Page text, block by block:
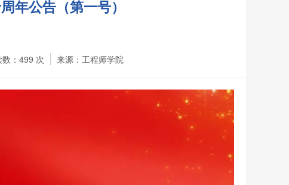
年公告（第一号）
： 499 次 来源：工程师学院